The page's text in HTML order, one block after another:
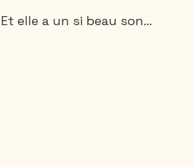
Et elle a un si beau son...